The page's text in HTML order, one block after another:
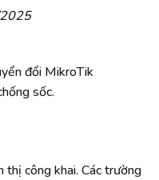
đổi MikroTik
sốc.
thị công khai. Các trường